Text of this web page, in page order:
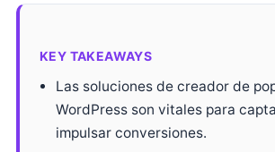
KEY TAKEAWAYS
Las soluciones de creador de
WordPress son vitales para
impulsar conversiones.